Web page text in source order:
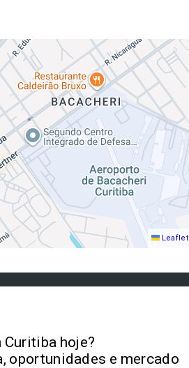
Leaflet
Curitiba hoje?
oportunidades e mercado